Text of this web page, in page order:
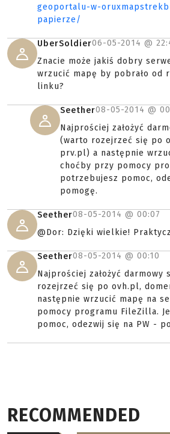
geoportalu-w-
papierze/
UberSoldier06-05-2014 @
Znacie może jakiś dobry
wrzucić mapę by pobrało od
linku?
Seether08-05-2014 @
Najprościej założyć
(warto rozejrzeć się po
prv.pl) a następnie
choćby przy pomocy
potrzebujesz pomoc,
pomogę.
Seether08-05-2014 @ 00:07
@Dor: Dzięki wielkie!
Seether08-05-2014 @ 00:10
Najprościej założyć darmowy
rozejrzeć się po ovh.pl,
następnie wrzucić mapę na
pomocy programu FileZilla.
pomoc, odezwij się na PW -
RECOMMENDED